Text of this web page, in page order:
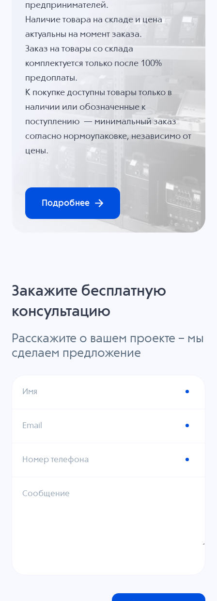
предпринимателей.
Наличие товара на складе и цена
актуальны на момент заказа.
Заказ на товары со склада
комплектуется только после 100%
предоплаты.
К покупке доступны товары только в
наличии или обозначенные к
поступлению — минимальный заказ
согласно нормоупаковке, независимо от
цены.
Подробнее
Закажите бесплатную
консультацию
Расскажите о вашем проекте – мы
сделаем предложение
Имя
Email
Номер телефона
Сообщение